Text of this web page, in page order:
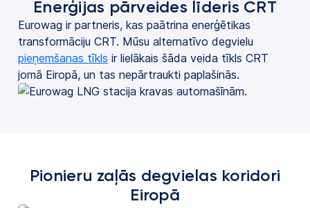
Enerģijas pārveides līderis CRT
Eurowag ir partneris, kas paātrina enerģētikas
transformāciju CRT. Mūsu alternatīvo degvielu
pieņemšanas tīkls ir lielākais šāda veida tīkls CRT
jomā Eiropā, un tas nepārtraukti paplašinās.
Pionieru zaļās degvielas koridori
Eiropā